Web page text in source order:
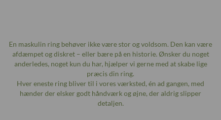
En maskulin ring behøver ikke være stor og voldsom. Den kan være
afdæmpet og diskret – eller bære på en historie. Ønsker du noget
anderledes, noget kun du har, hjælper vi gerne med at skabe lige
præcis din ring.
Hver eneste ring bliver til i vores værksted, én ad gangen, med
hænder der elsker godt håndværk og øjne, der aldrig slipper
detaljen.